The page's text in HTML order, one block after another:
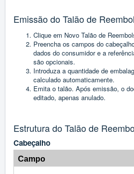
Emissão do Talão de
Clique em Novo Talão de
Preencha os campos do
dados do consumidor e a
são opcionais.
Introduza a quantidade de
calculado automaticamente.
Emita o talão. Após emissão, o
editado, apenas anulado.
Estrutura do Talão de
Cabeçalho
Campo